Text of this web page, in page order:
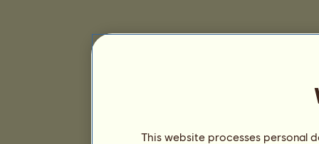
This website processes personal